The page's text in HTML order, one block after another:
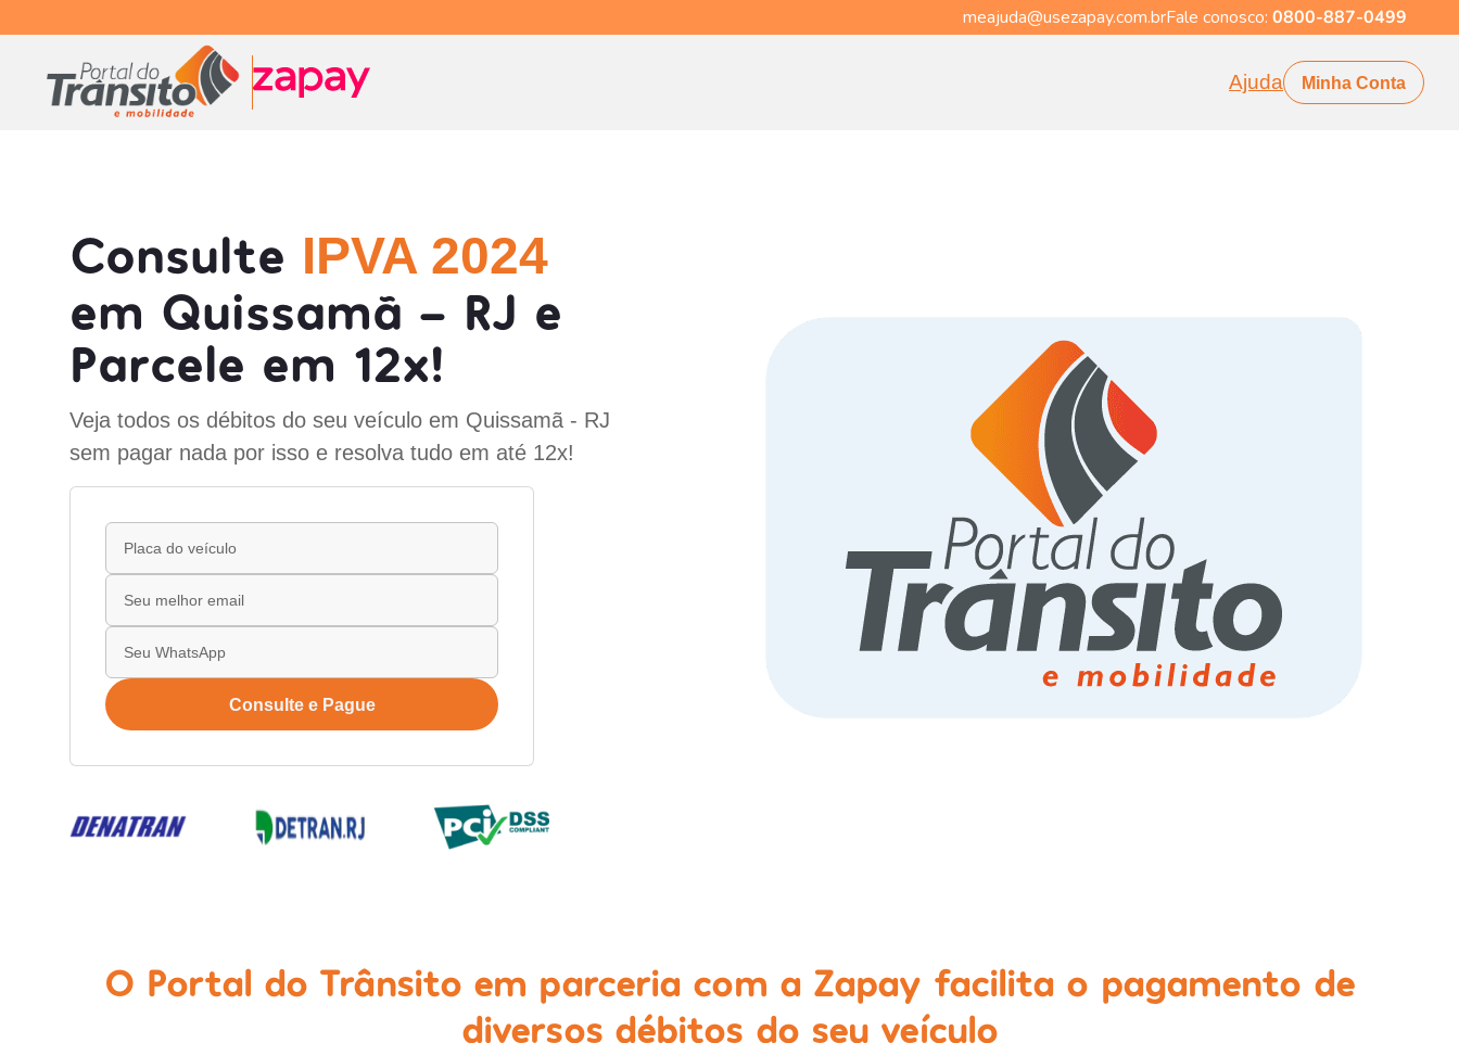
meajuda@usezapay.com.brFale conosco: 0800-887-0499
Ajuda Minha Conta
Consulte IPVA 2024
em Quissamã - RJ e
Parcele em 12x!
Veja todos os débitos do seu veículo em Quissamã - RJ
sem pagar nada por isso e resolva tudo em até 12x!
Consulte e Pague
O Portal do Trânsito em parceria com a Zapay facilita o pagamento de
diversos débitos do seu veículo